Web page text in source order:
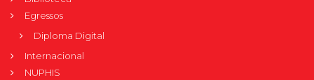
Egressos
Diploma Digital
Internacional
NUPHIS